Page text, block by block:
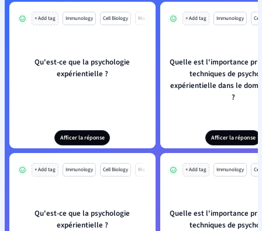
+ Add tag Immunology Cell Biology Mo
Qu'est-ce que la psychologie
expérientielle ?
Afficer la réponse
+ Add tag Immunology
Quelle est l'importance
techniques de
expérientielle dans le
?
Afficer la réponse
+ Add tag Immunology Cell Biology Mo
Qu'est-ce que la psychologie
expérientielle ?
+ Add tag Immunology
Quelle est l'importance
techniques de